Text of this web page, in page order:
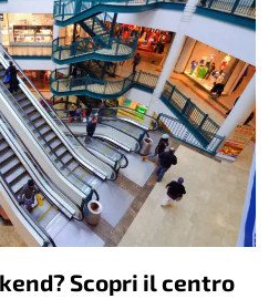
Scopri il centro